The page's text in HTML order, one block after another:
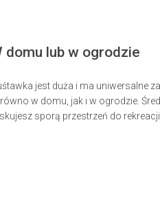
domu lub w ogrodzie
jest duża i ma uniwersalne
w domu, jak i w ogrodzie.
sporą przestrzeń do rekreacji.